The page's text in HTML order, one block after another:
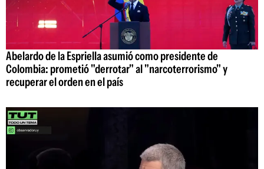
Abelardo de la Espriella asumió como presidente de
Colombia: prometió "derrotar" al "narcoterrorismo" y
recuperar el orden en el país